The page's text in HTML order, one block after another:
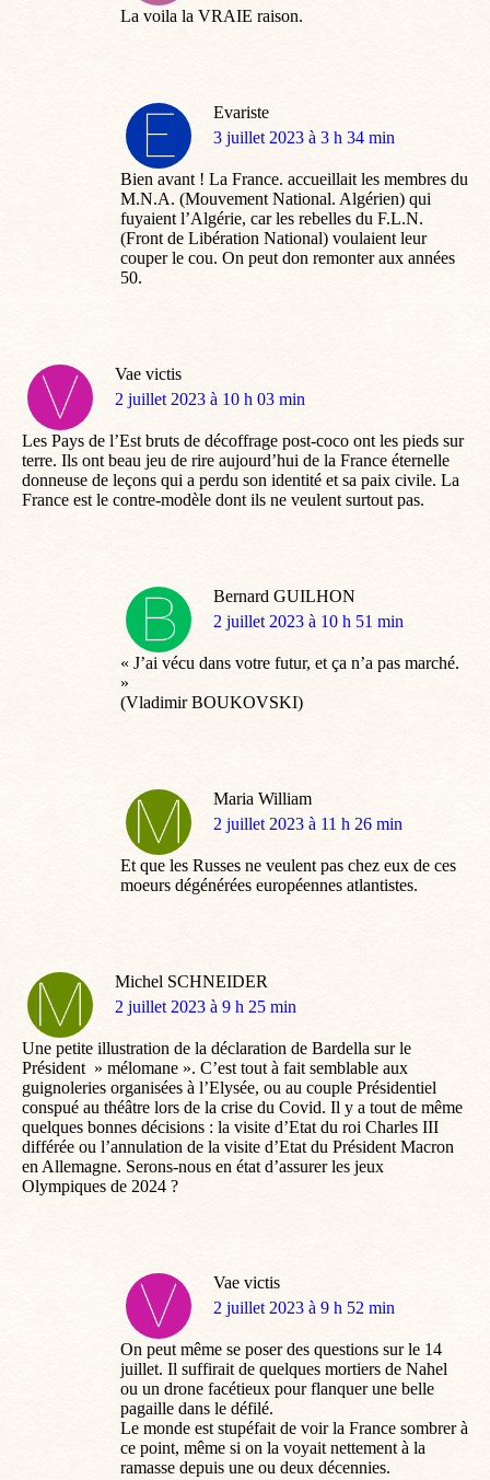
La voila la VRAIE raison.
Evariste
dit
3 juillet 2023 à 3 h 34 min
Bien avant ! La France. accueillait les membres du
M.N.A. (Mouvement National. Algérien) qui
fuyaient l’Algérie, car les rebelles du F.L.N.
(Front de Libération National) voulaient leur
couper le cou. On peut don remonter aux années
50.
Vae victis
dit
2 juillet 2023 à 10 h 03 min
Les Pays de l’Est bruts de décoffrage post-coco ont les pieds sur
terre. Ils ont beau jeu de rire aujourd’hui de la France éternelle
donneuse de leçons qui a perdu son identité et sa paix civile. La
France est le contre-modèle dont ils ne veulent surtout pas.
Bernard GUILHON
dit
2 juillet 2023 à 10 h 51 min
« J’ai vécu dans votre futur, et ça n’a pas marché.
»
(Vladimir BOUKOVSKI)
Maria William
dit
2 juillet 2023 à 11 h 26 min
Et que les Russes ne veulent pas chez eux de ces
moeurs dégénérées européennes atlantistes.
Michel SCHNEIDER
dit
2 juillet 2023 à 9 h 25 min
Une petite illustration de la déclaration de Bardella sur le
Président » mélomane ». C’est tout à fait semblable aux
guignoleries organisées à l’Elysée, ou au couple Présidentiel
conspué au théâtre lors de la crise du Covid. Il y a tout de même
quelques bonnes décisions : la visite d’Etat du roi Charles III
différée ou l’annulation de la visite d’Etat du Président Macron
en Allemagne. Serons-nous en état d’assurer les jeux
Olympiques de 2024 ?
Vae victis
dit
2 juillet 2023 à 9 h 52 min
On peut même se poser des questions sur le 14
juillet. Il suffirait de quelques mortiers de Nahel
ou un drone facétieux pour flanquer une belle
pagaille dans le défilé.
Le monde est stupéfait de voir la France sombrer à
ce point, même si on la voyait nettement à la
ramasse depuis une ou deux décennies.